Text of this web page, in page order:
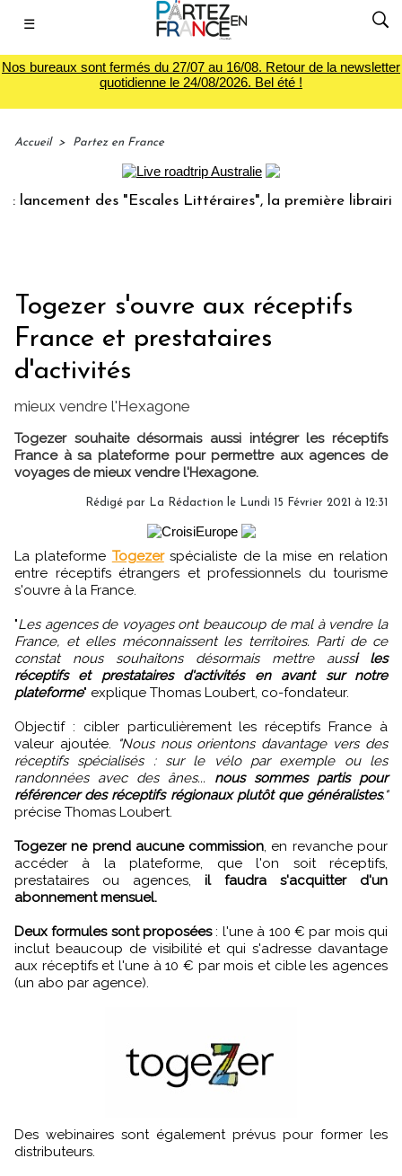
☰
Nos bureaux sont fermés du 27/07 au 16/08. Retour de la newsletter
quotidienne le 24/08/2026. Bel été !
Accueil > Partez en France
des "Escales Littéraires", la première librairie du
Togezer s'ouvre aux réceptifs
France et prestataires
d'activités
mieux vendre l'Hexagone
Togezer souhaite désormais aussi intégrer les réceptifs
France à sa plateforme pour permettre aux agences de
voyages de mieux vendre l'Hexagone.
Rédigé par La Rédaction le Lundi 15 Février 2021 à 12:31
La plateforme Togezerspécialiste de la mise en relation
entre réceptifs étrangers et professionnels du tourisme
s'ouvre à la France.
"Les agences de voyages ont beaucoup de mal à vendre la
France, et elles méconnaissent les territoires. Parti de ce
constat nous souhaitons désormais mettre aussi les
réceptifs et prestataires d'activités en avant sur notre
plateforme" explique Thomas Loubert, co-fondateur.
Objectif : cibler particulièrement les réceptifs France à
valeur ajoutée.
"Nous nous orientons davantage vers des
réceptifs spécialisés : sur le vélo par exemple ou les
randonnées avec des ânes... nous sommes partis pour
référencer des réceptifs régionaux plutôt que généralistes."
précise Thomas Loubert.
Togezer ne prend aucune commission , en revanche pour
accéder à la plateforme, que l'on soit réceptifs,
prestataires ou agences, il faudra s'acquitter d'un
abonnement mensuel.
Deux formules sont proposées: l'une à 100 € par mois qui
inclut beaucoup de visibilité et qui s'adresse davantage
aux réceptifs et l'une à 10 € par mois et cible les agences
(un abo par agence).
Des webinaires sont également prévus pour former les
distributeurs.